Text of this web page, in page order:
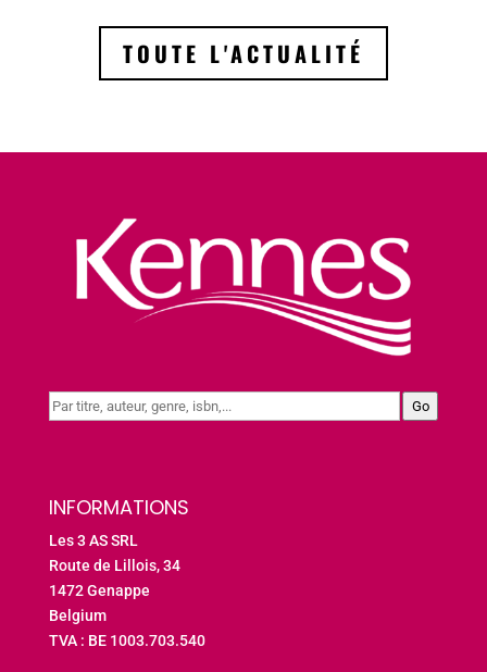
TOUTE L'ACTUALITÉ
Go
INFORMATIONS
Les 3 AS SRL
Route de Lillois, 34
1472 Genappe
Belgium
TVA : BE 1003.703.540